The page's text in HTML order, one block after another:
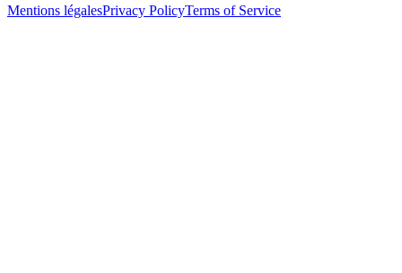
Mentions légalesPrivacy PolicyTerms of Service